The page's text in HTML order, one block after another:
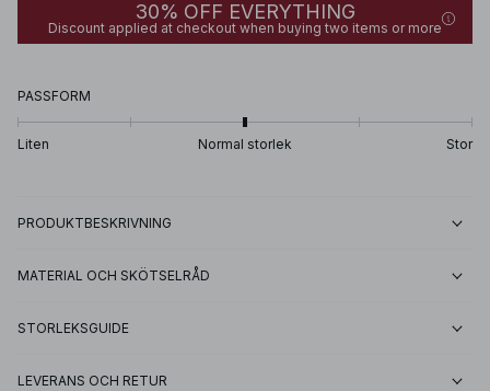
30% OFF EVERYTHING
Discount applied at checkout when buying two items or more
PASSFORM
Liten Normal storlek Stor
PRODUKTBESKRIVNING
MATERIAL OCH SKÖTSELRÅD
STORLEKSGUIDE
LEVERANS OCH RETUR